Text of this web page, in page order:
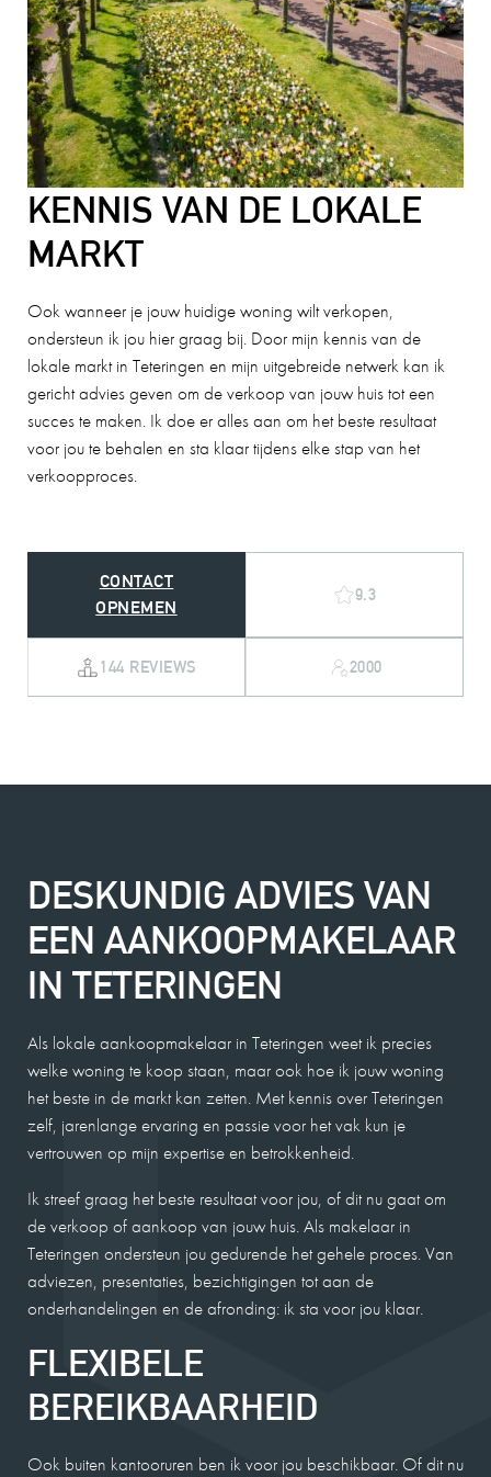
KENNIS VAN DE LOKALE
MARKT
Ook wanneer je jouw huidige woning wilt verkopen,
ondersteun ik jou hier graag bij. Door mijn kennis van de
lokale markt in Teteringen en mijn uitgebreide netwerk kan ik
gericht advies geven om de verkoop van jouw huis tot een
succes te maken. Ik doe er alles aan om het beste resultaat
voor jou te behalen en sta klaar tijdens elke stap van het
verkoopproces.
CONTACT
OPNEMEN
9.3
144 REVIEWS 2000
DESKUNDIG ADVIES VAN
EEN AANKOOPMAKELAAR
IN TETERINGEN
Als lokale aankoopmakelaar in Teteringen weet ik precies
welke woning te koop staan, maar ook hoe ik jouw woning
het beste in de markt kan zetten. Met kennis over Teteringen
zelf, jarenlange ervaring en passie voor het vak kun je
vertrouwen op mijn expertise en betrokkenheid.
Ik streef graag het beste resultaat voor jou, of dit nu gaat om
de verkoop of aankoop van jouw huis. Als makelaar in
Teteringen ondersteun jou gedurende het gehele proces. Van
adviezen, presentaties, bezichtigingen tot aan de
onderhandelingen en de afronding: ik sta voor jou klaar.
FLEXIBELE
BEREIKBAARHEID
Ook buiten kantooruren ben ik voor jou beschikbaar. Of dit nu